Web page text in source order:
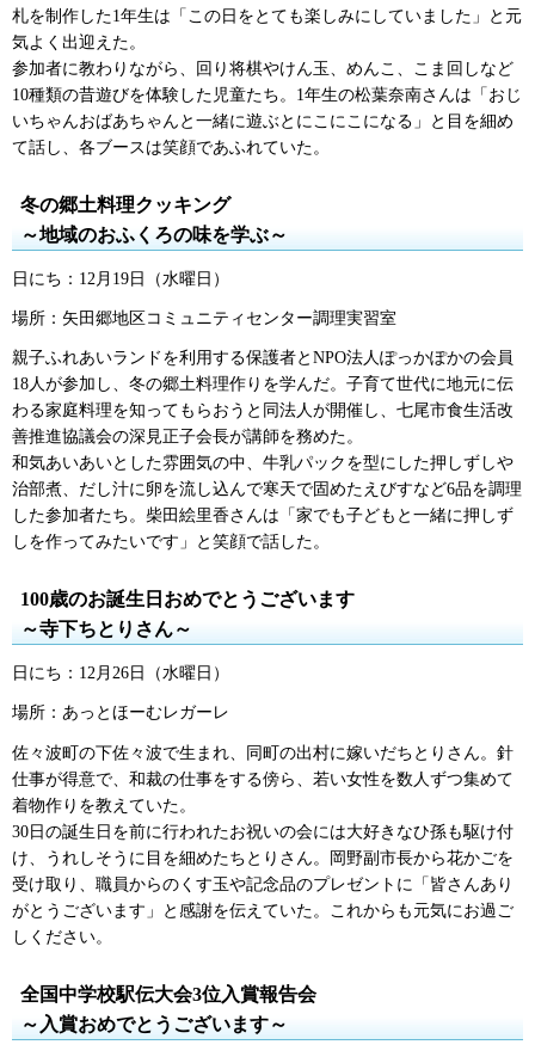
札を制作した1年生は「この日をとても楽しみにしていました」と元
気よく出迎えた。
参加者に教わりながら、回り将棋やけん玉、めんこ、こま回しなど
10種類の昔遊びを体験した児童たち。1年生の松葉奈南さんは「おじ
いちゃんおばあちゃんと一緒に遊ぶとにこにこになる」と目を細め
て話し、各ブースは笑顔であふれていた。
冬の郷土料理クッキング
～地域のおふくろの味を学ぶ～
日にち：12月19日（水曜日）
場所：矢田郷地区コミュニティセンター調理実習室
親子ふれあいランドを利用する保護者とNPO法人ぽっかぽかの会員
18人が参加し、冬の郷土料理作りを学んだ。子育て世代に地元に伝
わる家庭料理を知ってもらおうと同法人が開催し、七尾市食生活改
善推進協議会の深見正子会長が講師を務めた。
和気あいあいとした雰囲気の中、牛乳パックを型にした押しずしや
治部煮、だし汁に卵を流し込んで寒天で固めたえびすなど6品を調理
した参加者たち。柴田絵里香さんは「家でも子どもと一緒に押しず
しを作ってみたいです」と笑顔で話した。
100歳のお誕生日おめでとうございます
～寺下ちとりさん～
日にち：12月26日（水曜日）
場所：あっとほーむレガーレ
佐々波町の下佐々波で生まれ、同町の出村に嫁いだちとりさん。針
仕事が得意で、和裁の仕事をする傍ら、若い女性を数人ずつ集めて
着物作りを教えていた。
30日の誕生日を前に行われたお祝いの会には大好きなひ孫も駆け付
け、うれしそうに目を細めたちとりさん。岡野副市長から花かごを
受け取り、職員からのくす玉や記念品のプレゼントに「皆さんあり
がとうございます」と感謝を伝えていた。これからも元気にお過ご
しください。
全国中学校駅伝大会3位入賞報告会
～入賞おめでとうございます～